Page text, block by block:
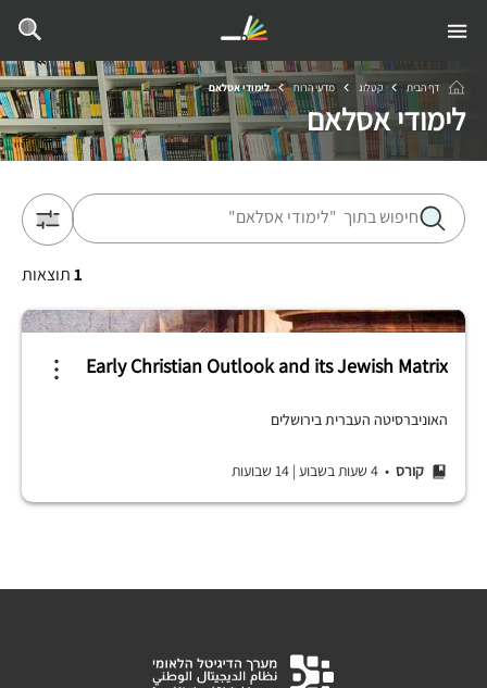
דף הבית קטלוג מדעי הרוח לימודי אסלאם
לימודי אסלאם
1תוצאות
Early Christian Outlook and its Jewish Matrix
האוניברסיטה העברית בירושלים
קורס • 4 שעות בשבוע |